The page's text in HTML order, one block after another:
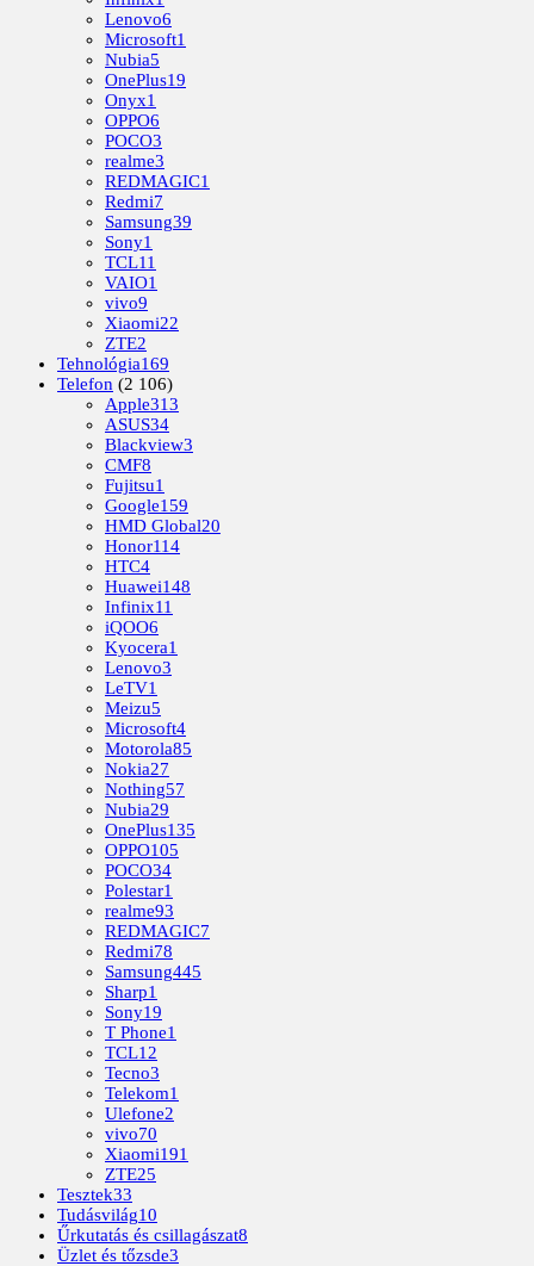
Lenovo6
Microsoft1
Nubia5
OnePlus19
Onyx1
OPPO6
POCO3
realme3
REDMAGIC1
Redmi7
Samsung39
Sony1
TCL11
VAIO1
vivo9
Xiaomi22
ZTE2
Tehnológia169
Telefon (2 106)
Apple313
ASUS34
Blackview3
CMF8
Fujitsu1
Google159
HMD Global20
Honor114
HTC4
Huawei148
Infinix11
iQOO6
Kyocera1
Lenovo3
LeTV1
Meizu5
Microsoft4
Motorola85
Nokia27
Nothing57
Nubia29
OnePlus135
OPPO105
POCO34
Polestar1
realme93
REDMAGIC7
Redmi78
Samsung445
Sharp1
Sony19
T Phone1
TCL12
Tecno3
Telekom1
Ulefone2
vivo70
Xiaomi191
ZTE25
Tesztek33
Tudásvilág10
Űrkutatás és csillagászat8
Üzlet és tőzsde3